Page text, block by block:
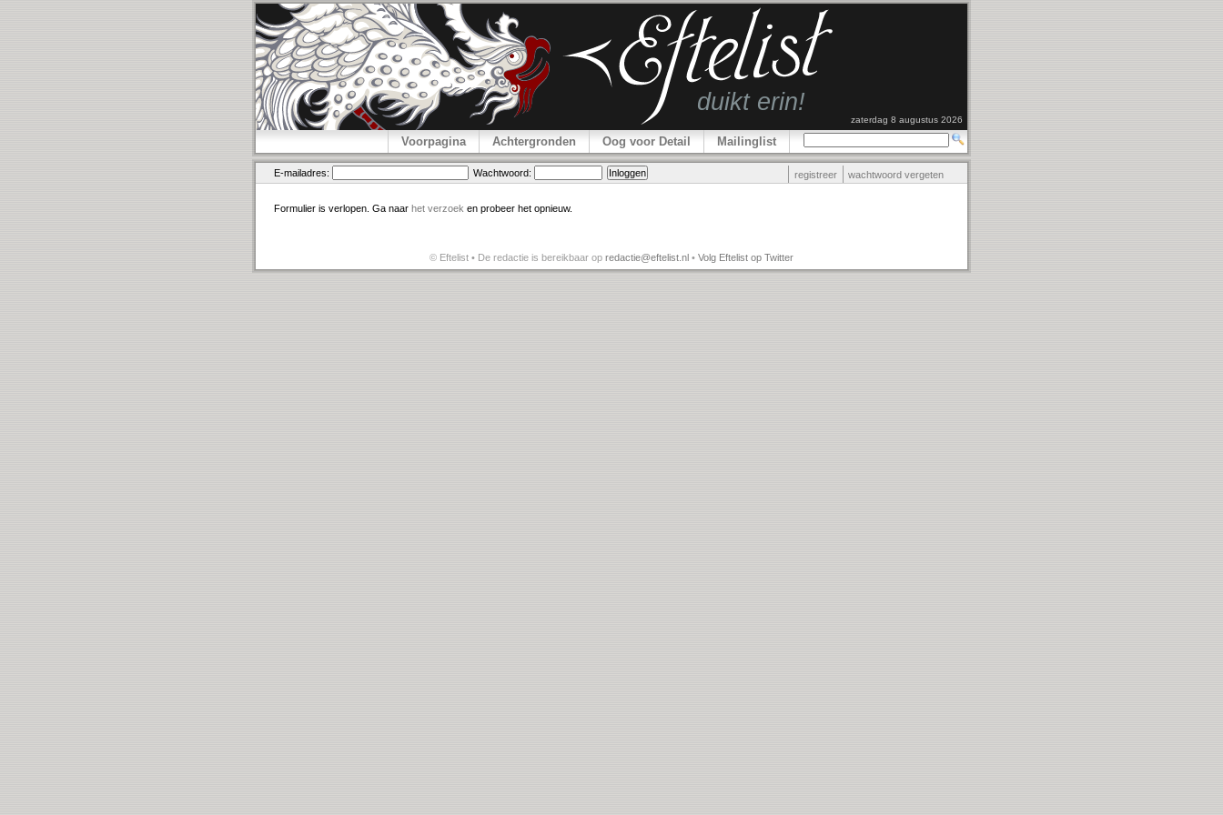
zaterdag 8 augustus 2026
Voorpagina Achtergronden Oog voor Detail Mailinglist
E-mailadres: Wachtwoord: registreer wachtwoord vergeten
Formulier is verlopen. Ga naar het verzoek en probeer het opnieuw.
© Eftelist • De redactie is bereikbaar op redactie@eftelist.nl • Volg Eftelist op Twitter